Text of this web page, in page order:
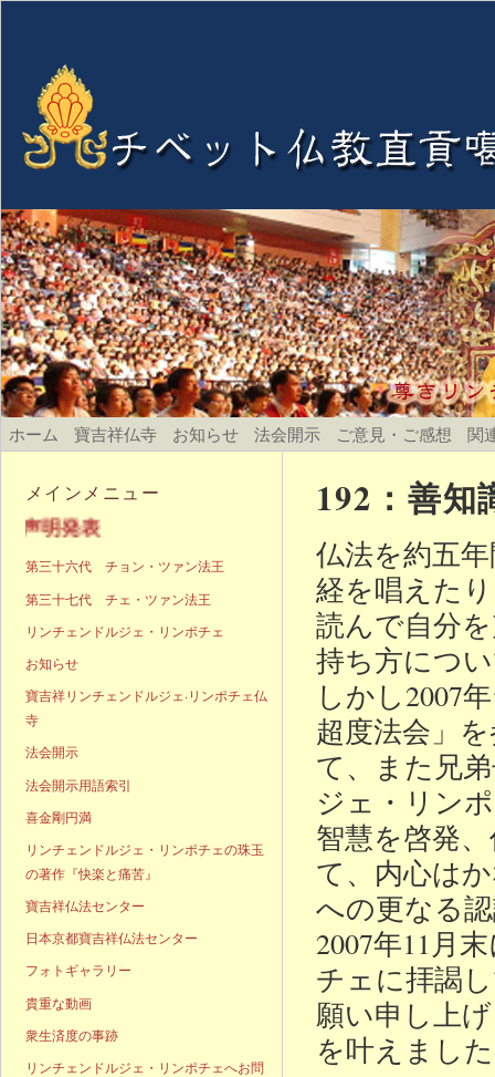
ホーム 寶吉祥仏寺 お知らせ 法会開示 ご意見・ご感想 関
192：善知
仏法を約五
経を唱えた
読んで自分
持ち方につ
しかし2007
超度法会」
て、また兄
ジェ・リン
智慧を啓発
て、内心は
への更なる
2007年11月
チェに拝謁
願い申し上
を叶えまし
メインメニュー
表
第三十六代 チョン・ツァン法王
第三十七代 チェ・ツァン法王
リンチェンドルジェ・リンポチェ
お知らせ
寶吉祥リンチェンドルジェ·リンポチェ仏
寺
法会開示
法会開示用語索引
喜金剛円満
リンチェンドルジェ・リンポチェの珠玉
の著作『快楽と痛苦』
寶吉祥仏法センター
日本京都寶吉祥仏法センター
フォトギャラリー
貴重な動画
衆生済度の事跡
リンチェンドルジェ・リンポチェへお問